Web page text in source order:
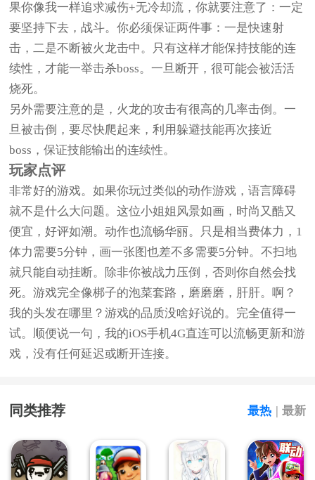
果你像我一样追求减伤+无冷却流，你就要注意了：一定
要坚持下去，战斗。你必须保证两件事：一是快速射
击，二是不断被火龙击中。只有这样才能保持技能的连
续性，才能一举击杀boss。一旦断开，很可能会被活活
烧死。
另外需要注意的是，火龙的攻击有很高的几率击倒。一
旦被击倒，要尽快爬起来，利用躲避技能再次接近
boss，保证技能输出的连续性。
玩家点评
非常好的游戏。如果你玩过类似的动作游戏，语言障碍
就不是什么大问题。这位小姐姐风景如画，时尚又酷又
便宜，好评如潮。动作也流畅华丽。只是相当费体力，1
体力需要5分钟，画一张图也差不多需要5分钟。不扫地
就只能自动挂断。除非你被战力压倒，否则你自然会找
死。游戏完全像梆子的泡菜套路，磨磨磨，肝肝。啊？
我的头发在哪里？游戏的品质没啥好说的。完全值得一
试。顺便说一句，我的iOS手机4G直连可以流畅更新和游
戏，没有任何延迟或断开连接。
同类推荐 最热 | 最新